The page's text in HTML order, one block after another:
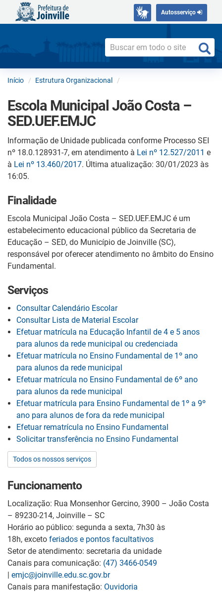
Autosserviço
Início Estrutura Organizacional
Escola Municipal João Costa –
SED.UEF.EMJC
Informação de Unidade publicada conforme Processo SEI
nº 18.0.128931-7, em atendimento à Lei nº 12.527/2011 e
à Lei nº 13.460/2017. Última atualização: 30/01/2023 às
16:05.
Finalidade
Escola Municipal João Costa – SED.UEF.EMJC é um
estabelecimento educacional público da Secretaria de
Educação – SED, do Município de Joinville (SC),
responsável por oferecer atendimento no âmbito do Ensino
Fundamental.
Serviços
Consultar Calendário Escolar
Consultar Lista de Material Escolar
Efetuar matrícula na Educação Infantil de 4 e 5 anos
para alunos da rede municipal ou credenciada
Efetuar matrícula no Ensino Fundamental de 1º ano
para alunos da rede municipal
Efetuar matrícula no Ensino Fundamental de 6º ano
para alunos da rede municipal
Efetuar matrícula para Ensino Fundamental de 1º a 9º
ano para alunos de fora da rede municipal
Efetuar rematrícula no Ensino Fundamental
Solicitar transferência no Ensino Fundamental
Todos os nossos serviços
Funcionamento
Localização: Rua Monsenhor Gercino, 3900 – João Costa
– 89230-214, Joinville – SC
Horário ao público: segunda a sexta, 7h30 às
18h, exceto feriados e pontos facultativos
Setor de atendimento: secretaria da unidade
Canais para comunicação: (47) 3466-0549
| emjc@joinville.edu.sc.gov.br
Canais para manifestação: Ouvidoria